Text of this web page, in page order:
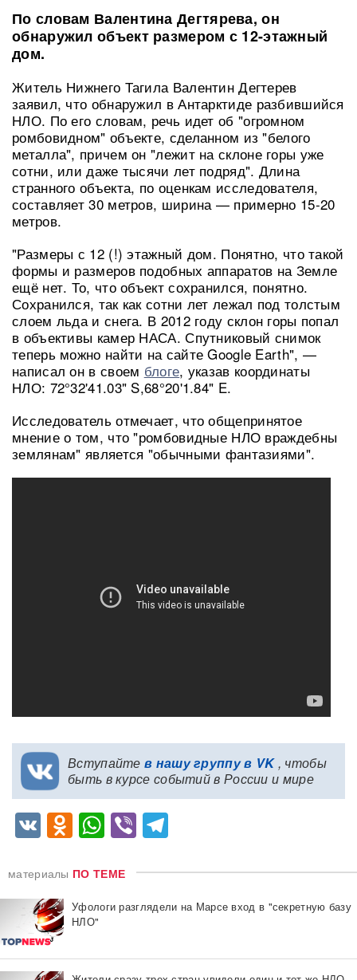
По словам Валентина Дегтярева, он
обнаружил объект размером с 12-этажный
дом.
Житель Нижнего Тагила Валентин Дегтерев
заявил, что обнаружил в Антарктиде разбившийся
НЛО. По его словам, речь идет об "огромном
ромбовидном" объекте, сделанном из "белого
металла", причем он "лежит на склоне горы уже
сотни, или даже тысячи лет подряд". Длина
странного объекта, по оценкам исследователя,
составляет 30 метров, ширина — примерно 15-20
метров.
"Размеры с 12 (!) этажный дом. Понятно, что такой
формы и размеров подобных аппаратов на Земле
ещё нет. То, что объект сохранился, понятно.
Сохранился, так как сотни лет лежал под толстым
слоем льда и снега. В 2012 году склон горы попал
в объективы камер НАСА. Спутниковый снимок
теперь можно найти на сайте Google Earth", —
написал он в своем блоге, указав координаты
НЛО: 72°32'41.03" S,68°20'1.84" E.
Исследователь отмечает, что общепринятое
мнение о том, что "ромбовидные НЛО враждебны
землянам" является "обычными фантазиями".
Вступайте в нашу группу в VK, чтобы
быть в курсе событий в России и мире
VKOdnoklassniki
WhatsApp
Viber
материалы ПО ТЕМЕ
Уфологи разглядели на Марсе вход в "секретную базу
НЛО"